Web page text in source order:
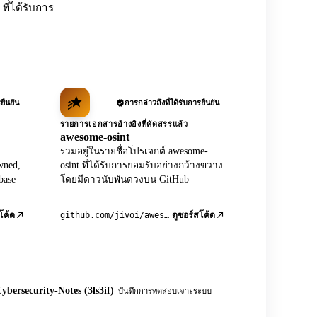
ที่ได้รับการ
นยัน
ค้ด
การกล่าวถึงที่ได้รับการยืนยัน
รายการเอกสารอ้างอิงที่คัดสรรแล้ว
awesome-osint
รวมอยู่ในรายชื่อโปรเจกต์ awesome-
osint ที่ได้รับการยอมรับอย่างกว้างขวาง
โดยมีดาวนับพันดวงบน GitHub
github.com/jivoi/awesome-osint ดูซอร์สโค้ด
Notes (3ls3if) บันทึกการทดสอบเจาะระบบ